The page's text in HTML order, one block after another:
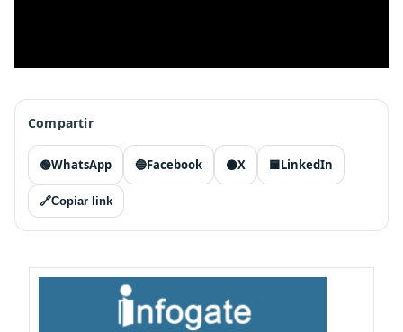
Compartir
🟢WhatsApp 🔵Facebook ⚫X 🟦LinkedIn
🔗Copiar link